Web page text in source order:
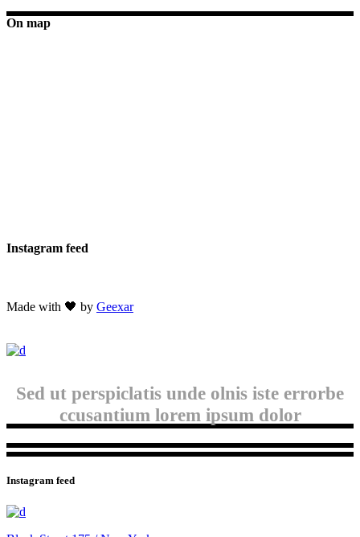
On map
Instagram feed
Made with 🖤 by Geexar
Sed ut perspiclatis unde olnis iste errorbe
ccusantium lorem ipsum dolor
Instagram feed